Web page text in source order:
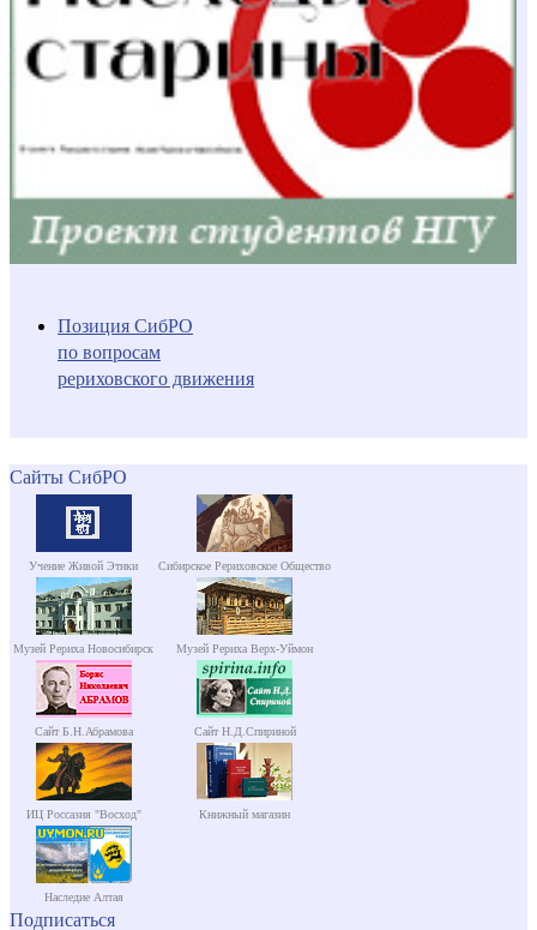
Позиция СибРО
по вопросам
рериховского движения
Сайты СибРО
Учение Живой Этики Сибирское Рериховское Общество
Музей Рериха Новосибирск Музей Рериха Верх-Уймон
Сайт Б.Н.Абрамова Сайт Н.Д.Спириной
ИЦ Россазия "Восход" Книжный магазин
Наследие Алтая
Подписаться